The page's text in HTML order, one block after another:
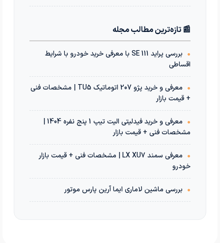
📰 تازه‌ترین مطالب مجله
•
بررسی پراید 111 SE با معرفی خرید خودرو با شرایط
اقساطی
•
معرفی و خرید پژو 207 اتوماتیک TU5 | مشخصات فنی
+ قیمت بازار
•
معرفی و خرید فیدلیتی الیت تیپ 1 پنج نفره 1404 |
مشخصات فنی + قیمت بازار
•
معرفی سمند LX XU7 | مشخصات فنی + قیمت بازار
خودرو
• بررسی ماشین لاماری ایما آرین پارس موتور